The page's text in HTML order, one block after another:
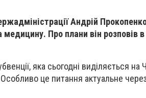
Андрій
Про плани він розповів в
яка сьогодні виділяється на
це питання актуальне